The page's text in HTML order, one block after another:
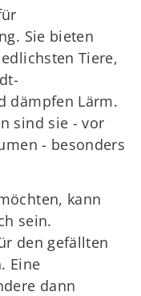
Sie bieten
Tiere,
dämpfen Lärm.
sind sie - vor
- besonders
kann
sein.
den gefällten
Eine
dann